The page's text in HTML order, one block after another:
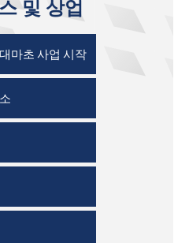
및 상업
마초 사업 시작